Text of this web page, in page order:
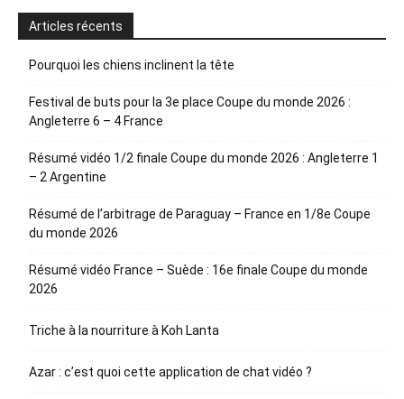
Articles récents
Pourquoi les chiens inclinent la tête
Festival de buts pour la 3e place Coupe du monde 2026 :
Angleterre 6 – 4 France
Résumé vidéo 1/2 finale Coupe du monde 2026 : Angleterre 1
– 2 Argentine
Résumé de l’arbitrage de Paraguay – France en 1/8e Coupe
du monde 2026
Résumé vidéo France – Suède : 16e finale Coupe du monde
2026
Triche à la nourriture à Koh Lanta
Azar : c’est quoi cette application de chat vidéo ?